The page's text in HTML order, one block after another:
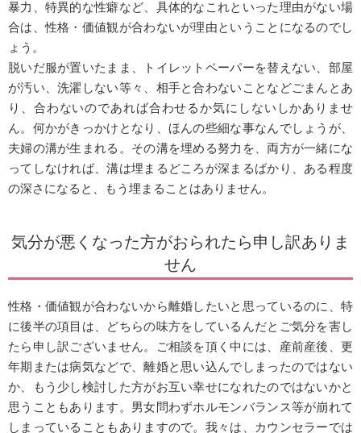
暴力、特異的な性癖など、具体的なこれといった理由がない場
合は、性格・価値観が合わないが理由ということになるのでし
ょう。
脱いだ服が置いたまま、トイレットペーパーを替えない、部屋
が汚い、洗濯しない等々、相手と合わないことなどごまんとあ
り、合わないのであれば合わせるか気にしないしかありませ
ん。何かがきっかけとなり、ほんの些細な事なんでしょうが、
夫婦の溝が生まれる。その溝を埋める努力を、両方が一緒にな
ってしなければ、溝は埋まるどころが深まるばかり、ある程度
の深さになると、もう埋まることはありません。
気分が悪くなった方がおられたら申し訳ありま
せん
性格・価値観が合わないから離婚したいと思っているのに、特
に後半の項目は、どちらの味方をしているんだとご気分を害し
たら申し訳ございません。ご相談を頂く中には、産前産後、更
年期または病気などで、離婚と思い込んでしまったのではない
か、もう少し検討した方がお互い幸せになれたのではないかと
思うこともあります。男女問わずホルモンバランス等が崩れて
しまっていることもありますので。我々は、カウンセラーでは